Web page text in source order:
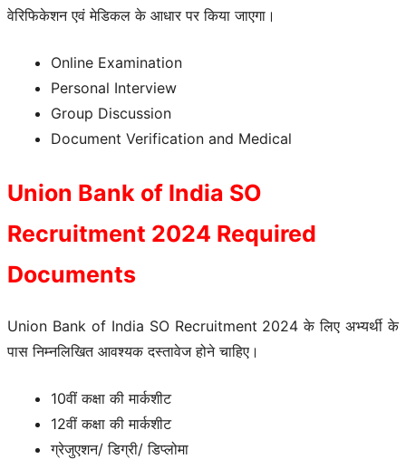
वेरिफिकेशन एवं मेडिकल के आधार पर किया जाएगा।
Online Examination
Personal Interview
Group Discussion
Document Verification and Medical
Union Bank of India SO
Recruitment 2024 Required
Documents
Union Bank of India SO Recruitment 2024 के लिए अभ्यर्थी के
पास निम्नलिखित आवश्यक दस्तावेज होने चाहिए।
10वीं कक्षा की मार्कशीट
12वीं कक्षा की मार्कशीट
ग्रेजुएशन/ डिग्री/ डिप्लोमा